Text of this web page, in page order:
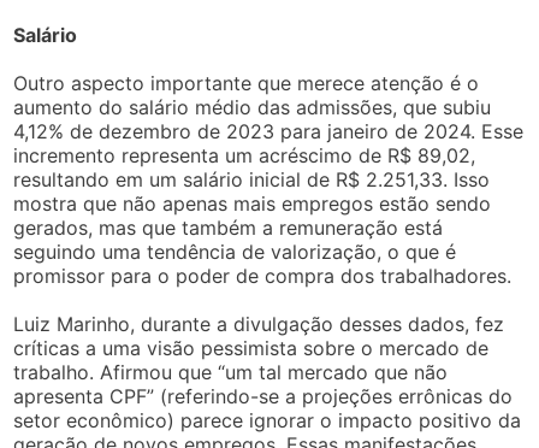
Salário
Outro aspecto importante que merece atenção é o
aumento do salário médio das admissões, que subiu
4,12% de dezembro de 2023 para janeiro de 2024. Esse
incremento representa um acréscimo de R$ 89,02,
resultando em um salário inicial de R$ 2.251,33. Isso
mostra que não apenas mais empregos estão sendo
gerados, mas que também a remuneração está
seguindo uma tendência de valorização, o que é
promissor para o poder de compra dos trabalhadores.
Luiz Marinho, durante a divulgação desses dados, fez
críticas a uma visão pessimista sobre o mercado de
trabalho. Afirmou que “um tal mercado que não
apresenta CPF” (referindo-se a projeções errônicas do
setor econômico) parece ignorar o impacto positivo da